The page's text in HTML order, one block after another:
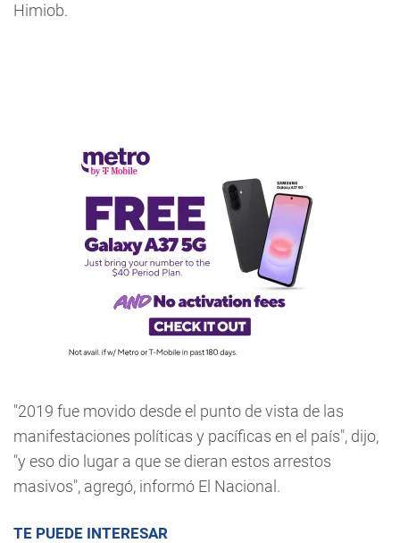
Himiob.
"2019 fue movido desde el punto de vista de las
manifestaciones políticas y pacíficas en el país", dijo,
"y eso dio lugar a que se dieran estos arrestos
masivos", agregó, informó El Nacional.
TE PUEDE INTERESAR